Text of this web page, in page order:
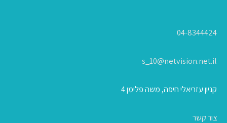
04-8344424
s_10@netvision.net.il
קניון עזריאלי חיפה, משה פלימן 4
צור קשר